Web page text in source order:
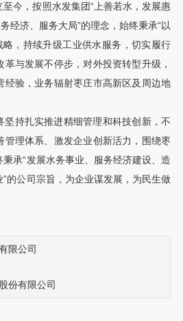
今，按照水发集团“上善若水，发展惠
经济、服务大局”的理念，始终秉承“以
，持续升级工业供水服务，切实履行
与发展不停步，对外投资转型升级，
经验，业务辐射枣庄市高新区及周边地
坚持扎实推进精细管理和科技创新，不
管理体系、激发企业创新活力，围绕枣
承“发展水务事业、服务经济建设、造
的公司宗旨，为企业谋发展，为民生做
限公司
份有限公司